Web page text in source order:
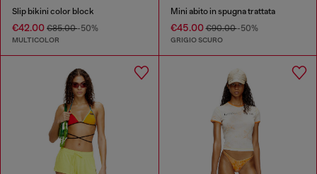
Slip bikini color block
€42.00 €85.00-50%
MULTICOLOR
Mini abito in spugna trattata
€45.00€90.00-50%
GRIGIO SCURO